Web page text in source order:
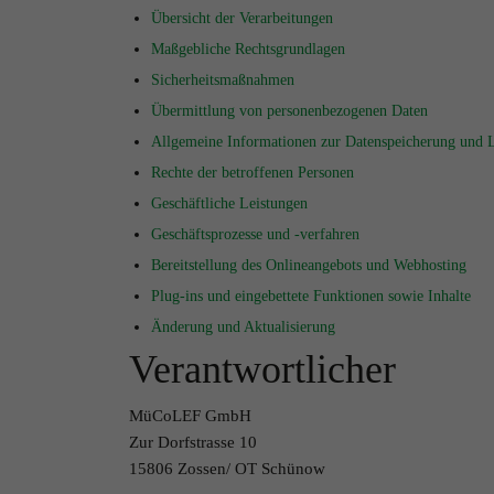
Übersicht der Verarbeitungen
Maßgebliche Rechtsgrundlagen
Sicherheitsmaßnahmen
Übermittlung von personenbezogenen Daten
Allgemeine Informationen zur Datenspeicherung und
Rechte der betroffenen Personen
Geschäftliche Leistungen
Geschäftsprozesse und -verfahren
Bereitstellung des Onlineangebots und Webhosting
Plug-ins und eingebettete Funktionen sowie Inhalte
Änderung und Aktualisierung
Verantwortlicher
MüCoLEF GmbH
Zur Dorfstrasse 10
15806 Zossen/ OT Schünow